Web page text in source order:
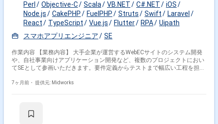
Perl
Objective-C Scala VB.NET C#.NET
iOS
Node.js
CakePHP FuelPHP Struts Swift
Laravel
React
TypeScript Vue.js Flutter RPA
Uipath
スマホアプリエンジニア
SE
作業内容 【業務内容】 大手企業が運営するWebECサイトのシステム開発
や、自社事業向けアプリケーション開発など、複数のプロジェクトにおい
てSEとして参画いただきます。要件定義からテストまで幅広い工程を担当
画・実施など、実務を通じて着実にスキルを習得できる環境です。また、
WebECサイトのシステム開発・構築業務 ・自社事業向けアプリケーショ
7ヶ月前・ 提供元: Midworks